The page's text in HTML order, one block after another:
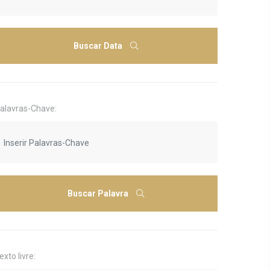
Buscar Data
Chave:
Buscar Palavra
livre: